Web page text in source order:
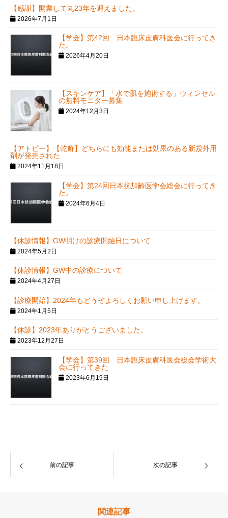
【感謝】開業して丸23年を迎えました。
2026年7月1日
【学会】第42回 日本臨床皮膚科医会に行ってき
た。
2026年4月20日
【スキンケア】「水で肌を施術する」ウィンセル
の無料モニター募集
2024年12月3日
【アトピー】【乾癬】どちらにも効能または効果のある新規外用
剤が発売された
2024年11月18日
【学会】第24回日本抗加齢医学会総会に行ってき
た。
2024年6月4日
【休診情報】GW明けの診療開始日について
2024年5月2日
【休診情報】GW中の診療について
2024年4月27日
【診療開始】2024年もどうぞよろしくお願い申し上げます。
2024年1月5日
【休診】2023年ありがとうございました。
2023年12月27日
【学会】第39回 日本臨床皮膚科医会総会学術大
会に行ってきた
2023年6月19日
前の記事 次の記事
関連記事